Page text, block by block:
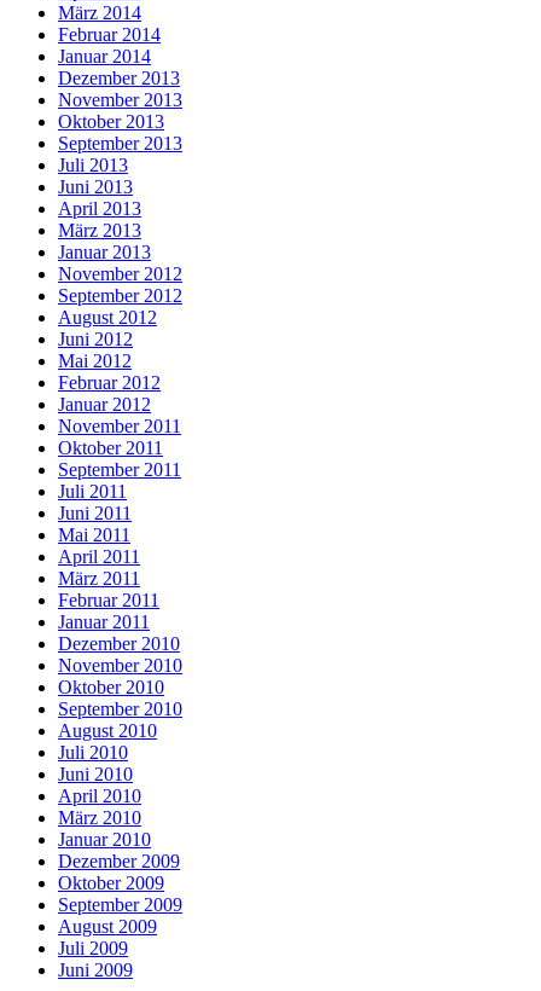
März 2014
Februar 2014
Januar 2014
Dezember 2013
November 2013
Oktober 2013
September 2013
Juli 2013
Juni 2013
April 2013
März 2013
Januar 2013
November 2012
September 2012
August 2012
Juni 2012
Mai 2012
Februar 2012
Januar 2012
November 2011
Oktober 2011
September 2011
Juli 2011
Juni 2011
Mai 2011
April 2011
März 2011
Februar 2011
Januar 2011
Dezember 2010
November 2010
Oktober 2010
September 2010
August 2010
Juli 2010
Juni 2010
April 2010
März 2010
Januar 2010
Dezember 2009
Oktober 2009
September 2009
August 2009
Juli 2009
Juni 2009